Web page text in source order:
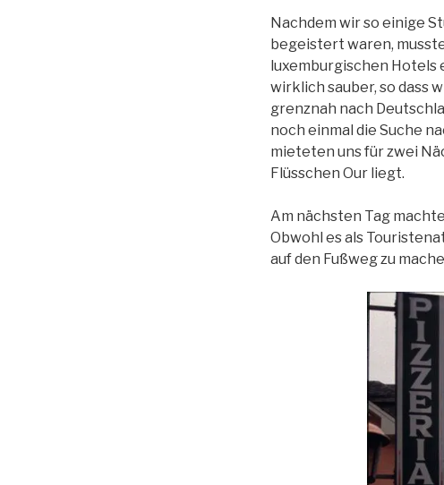
Nachdem wir so einige
begeistert waren,
luxemburgischen
wirklich sauber, so dass
grenznah nach
noch einmal die Suche
mieteten uns für zwei
Flüsschen Our liegt.
Am nächsten Tag
Obwohl es als
auf den Fußweg zu